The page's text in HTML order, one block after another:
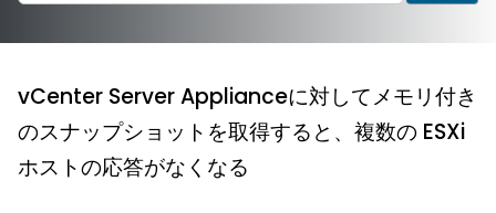
vCenter Server Applianceに対してメモリ付き
のスナップショットを取得すると、複数の ESXi
ホストの応答がなくなる